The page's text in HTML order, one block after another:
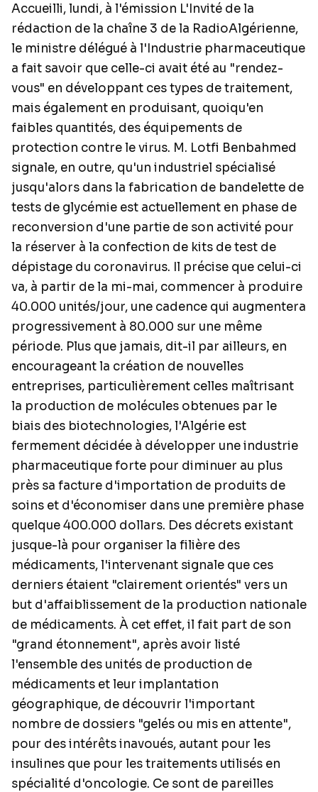
Accueilli, lundi, à l'émission L'Invité de la
rédaction de la chaîne 3 de la RadioAlgérienne,
le ministre délégué à l'Industrie pharmaceutique
a fait savoir que celle-ci avait été au "rendez-
vous" en développant ces types de traitement,
mais également en produisant, quoiqu'en
faibles quantités, des équipements de
protection contre le virus. M. Lotfi Benbahmed
signale, en outre, qu'un industriel spécialisé
jusqu'alors dans la fabrication de bandelette de
tests de glycémie est actuellement en phase de
reconversion d'une partie de son activité pour
la réserver à la confection de kits de test de
dépistage du coronavirus. Il précise que celui-ci
va, à partir de la mi-mai, commencer à produire
40.000 unités/jour, une cadence qui augmentera
progressivement à 80.000 sur une même
période. Plus que jamais, dit-il par ailleurs, en
encourageant la création de nouvelles
entreprises, particulièrement celles maîtrisant
la production de molécules obtenues par le
biais des biotechnologies, l'Algérie est
fermement décidée à développer une industrie
pharmaceutique forte pour diminuer au plus
près sa facture d'importation de produits de
soins et d'économiser dans une première phase
quelque 400.000 dollars. Des décrets existant
jusque-là pour organiser la filière des
médicaments, l'intervenant signale que ces
derniers étaient "clairement orientés" vers un
but d'affaiblissement de la production nationale
de médicaments. À cet effet, il fait part de son
"grand étonnement", après avoir listé
l'ensemble des unités de production de
médicaments et leur implantation
géographique, de découvrir l'important
nombre de dossiers "gelés ou mis en attente",
pour des intérêts inavoués, autant pour les
insulines que pour les traitements utilisés en
spécialité d'oncologie. Ce sont de pareilles